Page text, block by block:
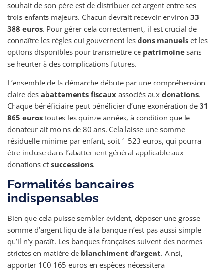
souhait de son père est de distribuer cet argent entre ses
trois enfants majeurs. Chacun devrait recevoir environ 33
388 euros. Pour gérer cela correctement, il est crucial de
connaître les règles qui gouvernent les dons manuels et les
options disponibles pour transmettre ce patrimoine sans
se heurter à des complications futures.
L’ensemble de la démarche débute par une compréhension
claire des abattements fiscaux associés aux donations.
Chaque bénéficiaire peut bénéficier d’une exonération de 31
865 euros toutes les quinze années, à condition que le
donateur ait moins de 80 ans. Cela laisse une somme
résiduelle minime par enfant, soit 1 523 euros, qui pourra
être incluse dans l’abattement général applicable aux
donations et successions.
Formalités bancaires
indispensables
Bien que cela puisse sembler évident, déposer une grosse
somme d’argent liquide à la banque n’est pas aussi simple
qu’il n’y paraît. Les banques françaises suivent des normes
strictes en matière de blanchiment d’argent. Ainsi,
apporter 100 165 euros en espèces nécessitera